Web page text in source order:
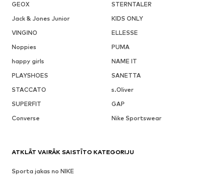
GEOX
STERNTALER
Jack & Jones Junior
KIDS ONLY
VINGINO
ELLESSE
Noppies
PUMA
happy girls
NAME IT
PLAYSHOES
SANETTA
STACCATO
s.Oliver
SUPERFIT
GAP
Converse
Nike Sportswear
ATKLĀT VAIRĀK SAISTĪTO KATEGORIJU
Sporta jakas no NIKE